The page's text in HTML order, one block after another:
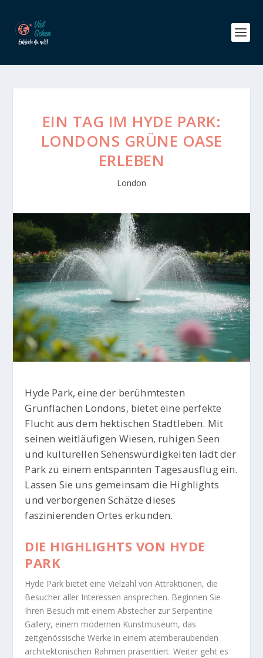
EIN TAG IM HYDE PARK:
LONDONS GRÜNE OASE
ERLEBEN
London
Hyde Park, eine der berühmtesten
Grünflächen Londons, bietet eine perfekte
Flucht aus dem hektischen Stadtleben. Mit
seinen weitläufigen Wiesen, ruhigen Seen
und kulturellen Sehenswürdigkeiten lädt der
Park zu einem entspannten Tagesausflug ein.
Lassen Sie uns gemeinsam die Highlights
und verborgenen Schätze dieses
faszinierenden Ortes erkunden.
DIE HIGHLIGHTS VON HYDE
PARK
Hyde Park bietet eine Vielzahl von Attraktionen, die
Besucher aller Interessen ansprechen. Beginnen Sie
Ihren Besuch mit einem Abstecher zur Serpentine
Gallery, einem modernen Kunstmuseum, das
zeitgenössische Werke in einem atemberaubenden
architektonischen Rahmen präsentiert. Weiter geht es